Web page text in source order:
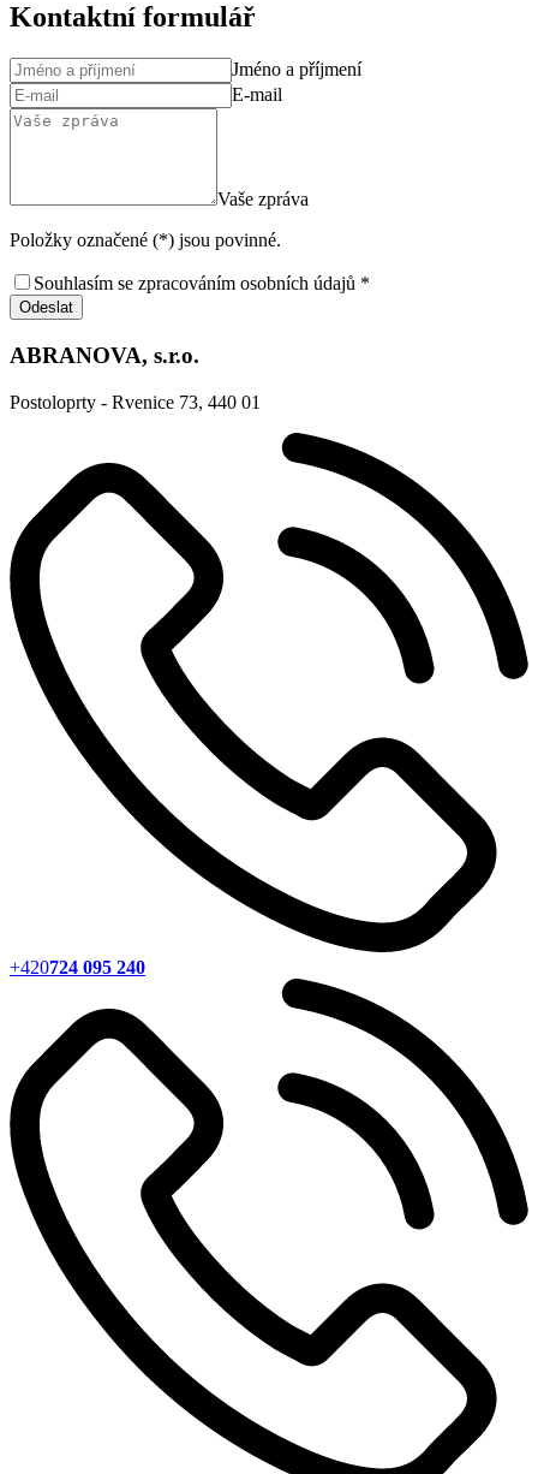
Kontaktní formulář
Jméno a příjmení
E-mail
Vaše zpráva
Položky označené (*) jsou povinné.
Souhlasím se zpracováním osobních údajů *
Odeslat
ABRANOVA, s.r.o.
Postoloprty - Rvenice 73, 440 01
+420724 095 240